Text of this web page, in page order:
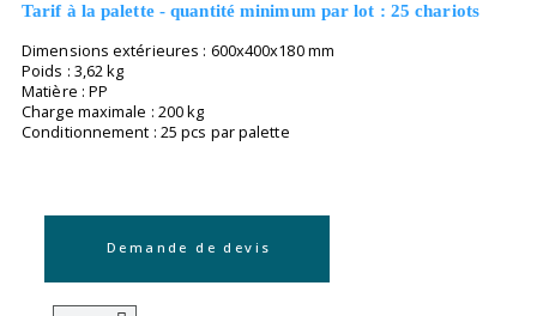
Tarif à la palette - quantité minimum par lot : 25 chariots
Dimensions extérieures : 600x400x180 mm
Poids : 3,62 kg
Matière : PP
Charge maximale : 200 kg
Conditionnement : 25 pcs par palette
Demande de devis